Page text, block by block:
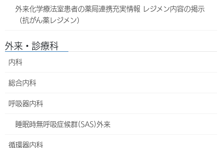
備
この診療科を印刷
（休診・代診情報あり）
（休診・代診情報なし）
外来化学療法室患者の薬局連携充実情報 レジメン内容の掲示
（抗がん薬レジメン）
外来・診療科
内科
総合内科
呼吸器内科
睡眠時無呼吸症候群(SAS)外来
循環器内科